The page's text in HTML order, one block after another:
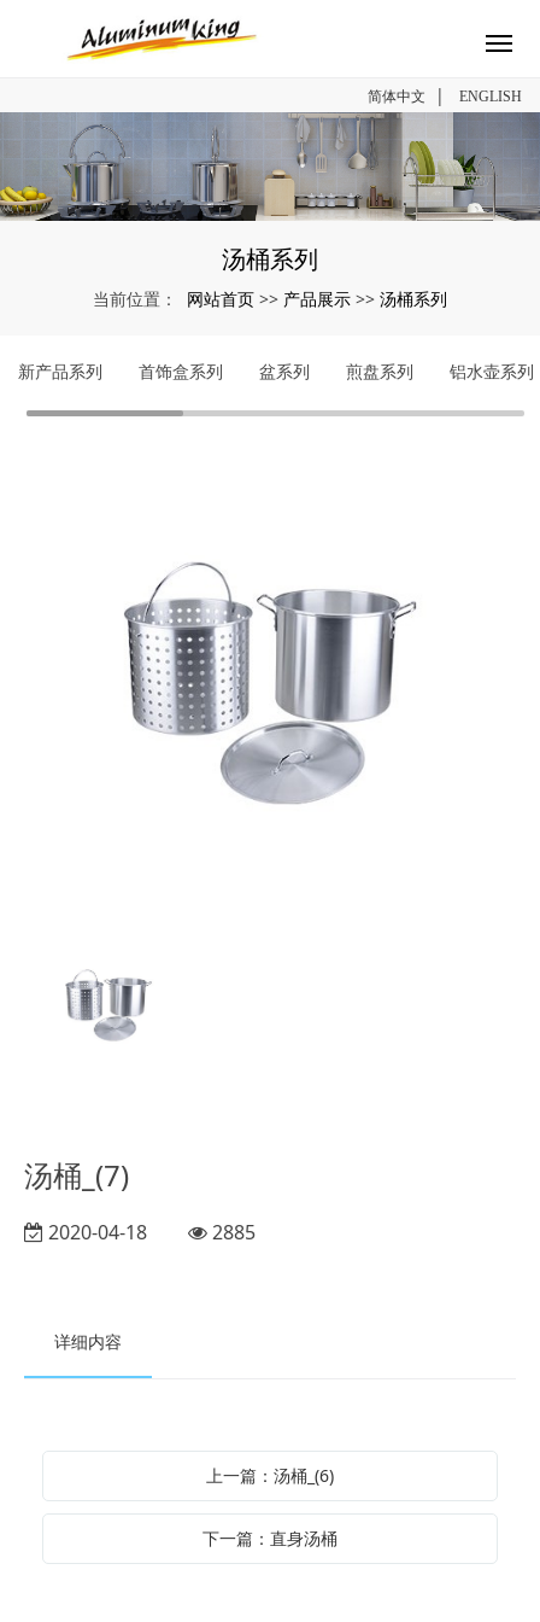
简体中文 | ENGLISH
汤桶系列
当前位置： 网站首页 >> 产品展示 >> 汤桶系列
新产品系列 首饰盒系列 盆系列 煎盘系列 铝水壶系列
汤桶_(7)
2020-04-18 2885
详细内容
上一篇：汤桶_(6)
下一篇：直身汤桶